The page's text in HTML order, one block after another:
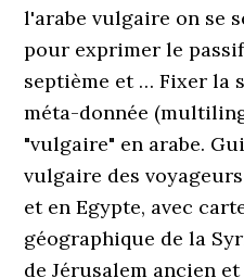
l'arabe vulgaire on se
pour exprimer le
septième et … Fixer la
méta-donnée
"vulgaire" en arabe.
vulgaire des
et en Egypte, avec
géographique de la
de Jérusalem ancien